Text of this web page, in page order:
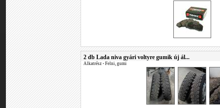
2 db Lada niva gyári voltyre gumik új ál...
Alkatrész • Felni, gumi